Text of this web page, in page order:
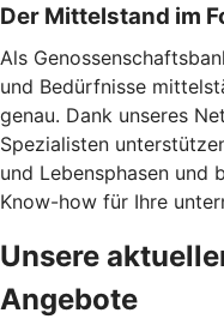
Der Mittelstand im
Als
und Bedürfnisse
genau. Dank unseres
Spezialisten
und Lebensphasen und
Know-how für Ihre
Unsere
Angebote